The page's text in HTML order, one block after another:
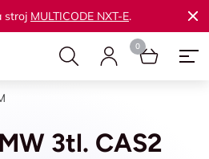
stroj MULTICODE NXT-E.
3tl. CAS2